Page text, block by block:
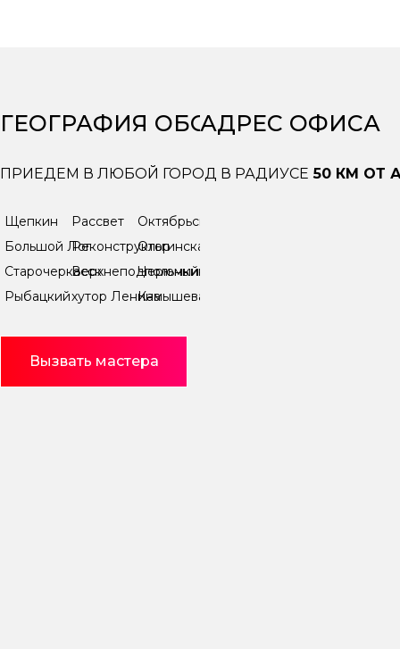
АДРЕС ОФИСА
ГЕОГРАФИЯ ОБСЛУЖИВАНИЯ
ПРИЕДЕМ В ЛЮБОЙ ГОРОД В РАДИУСЕ 50 КМ ОТ
Щепкин Рассвет
Октябрьский
Большой ЛогРеконструкторОльгинская
СтарочеркасскВерхнеподпольный
Черюмкин
Рыбацкийхутор ЛенинаКамышеваха
Вызвать мастера